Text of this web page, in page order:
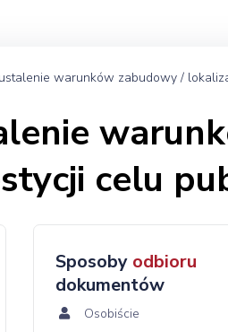
warunków zabudowy /
celu
Sposoby odbioru
dokumentów
Osobiście